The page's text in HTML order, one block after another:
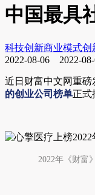
中国最具
科技创新商业模式创
2022-08-06
2022-
近日财富中文网重磅
的创业公司榜单正式
2022年《财富